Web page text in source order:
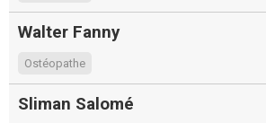
Walter Fanny
Ostéopathe
Sliman Salomé